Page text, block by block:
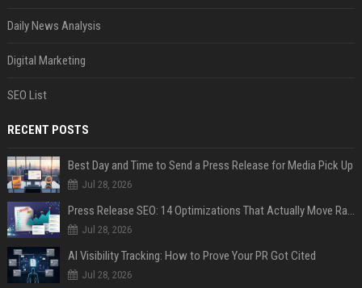
Daily News Analysis
Digital Marketing
SEO List
RECENT POSTS
Best Day and Time to Send a Press Release for Media Pick Up
Jul 28, 2026
Press Release SEO: 14 Optimizations That Actually Move Rankings
Jul 28, 2026
AI Visibility Tracking: How to Prove Your PR Got Cited
Jul 28, 2026